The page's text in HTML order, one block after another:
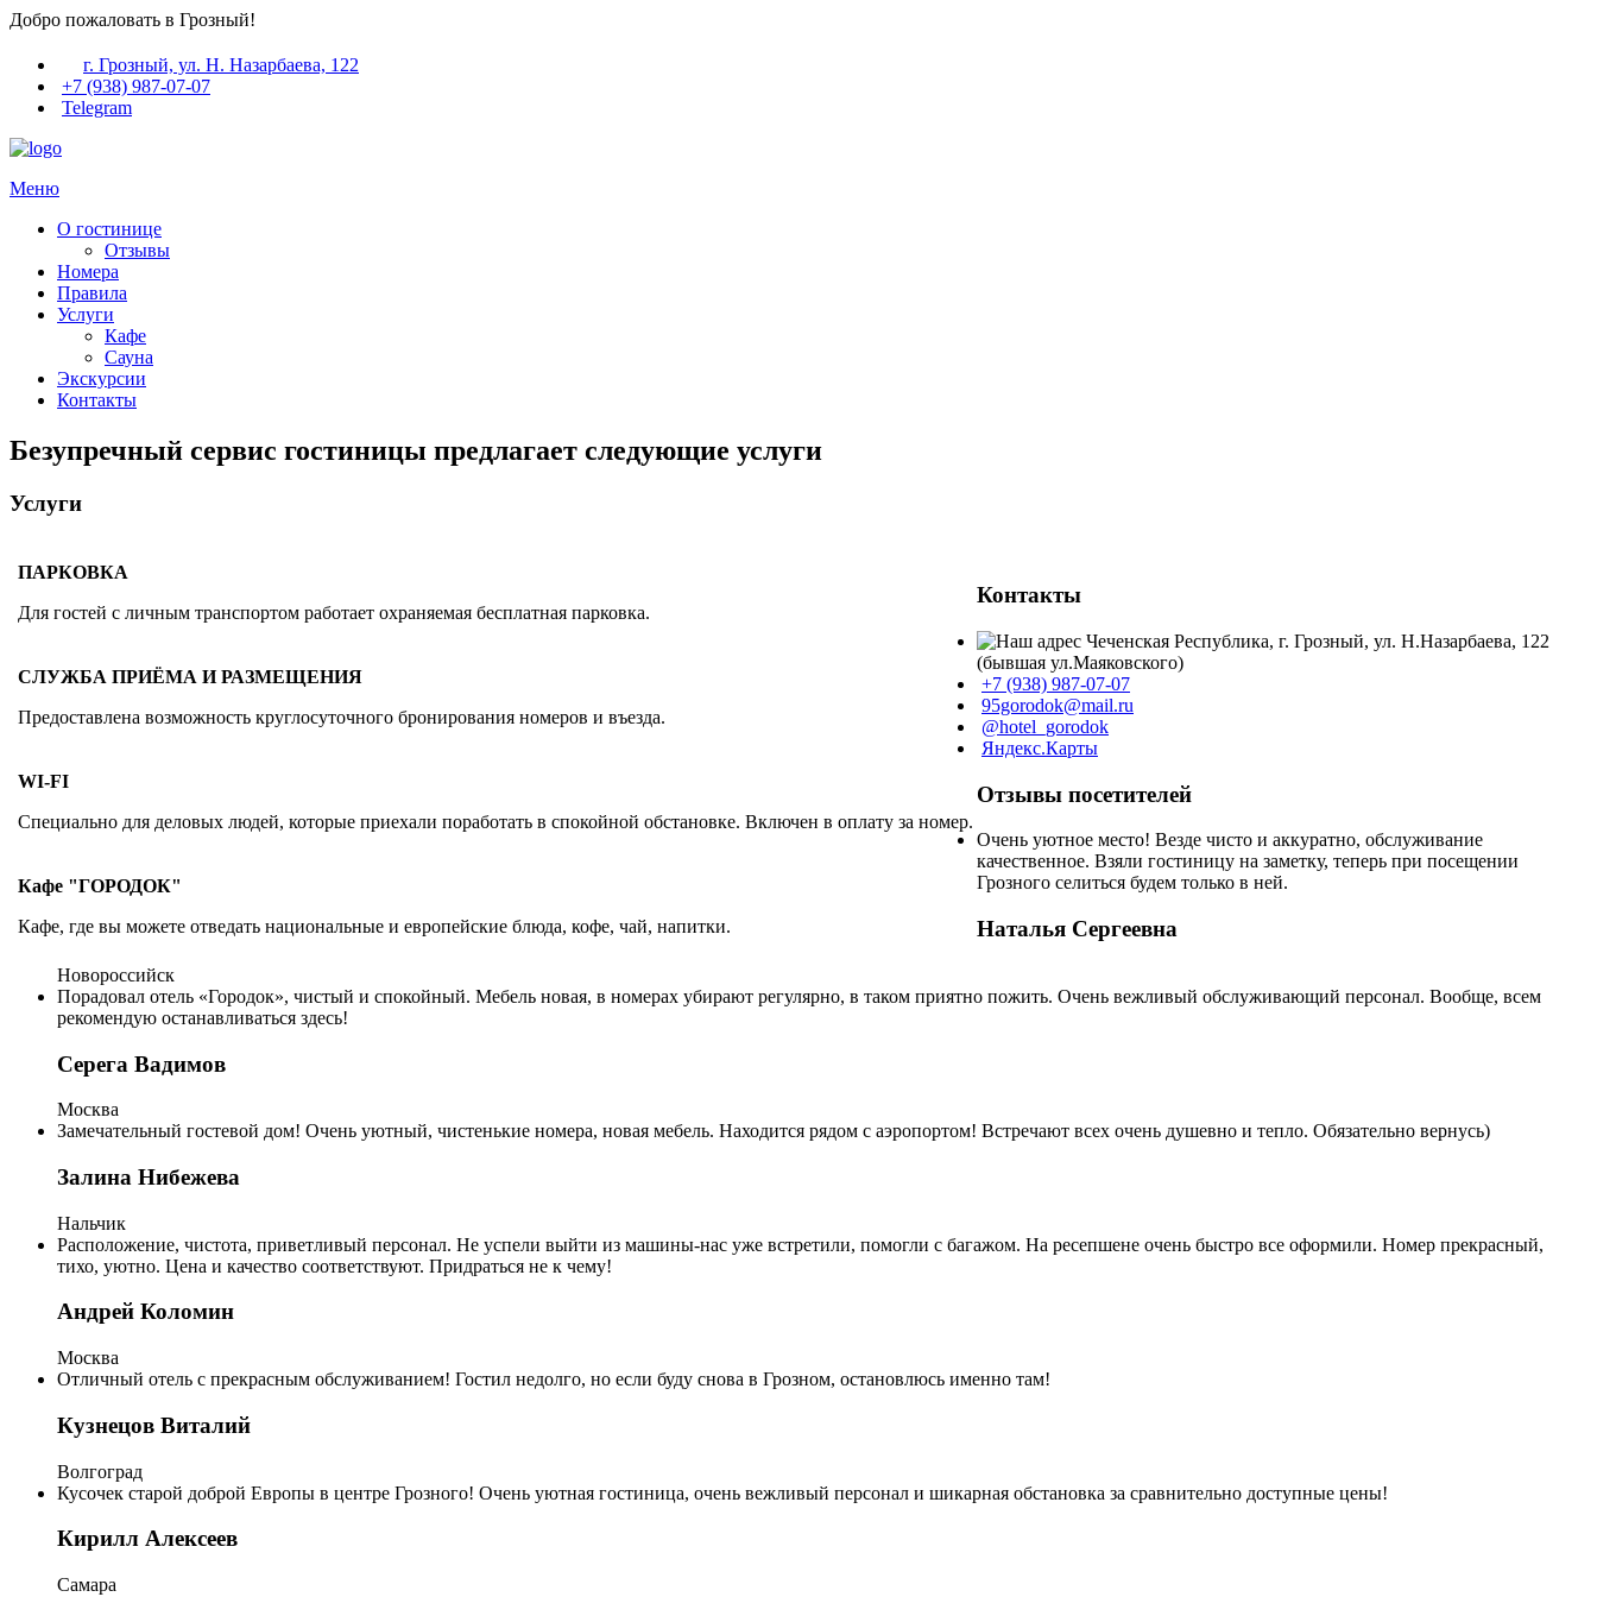
Добро пожаловать в Грозный!
г. Грозный, ул. Н. Назарбаева, 122
+7 (938) 987-07-07
Telegram
Меню
О гостинице
Отзывы
Номера
Правила
Услуги
Кафе
Сауна
Экскурсии
Контакты
Безупречный сервис гостиницы предлагает следующие услуги
Услуги
ПАРКОВКА
Для гостей с личным транспортом работает охраняемая бесплатная парковка.
СЛУЖБА ПРИЁМА И РАЗМЕЩЕНИЯ
Предоставлена возможность круглосуточного бронирования номеров и въезда.
WI-FI
Специально для деловых людей, которые приехали поработать в спокойной обстановке. Включен в оплату за номер.
Кафе "ГОРОДОК"
Кафе, где вы можете отведать национальные и европейские блюда, кофе, чай, напитки.
Контакты
Чеченская Республика, г. Грозный, ул. Н.Назарбаева, 122
(бывшая ул.Маяковского)
+7 (938) 987-07-07
95gorodok@mail.ru
@hotel_gorodok
Яндекс.Карты
Отзывы посетителей
Очень уютное место! Везде чисто и аккуратно, обслуживание
качественное. Взяли гостиницу на заметку, теперь при посещении
Грозного селиться будем только в ней.
Наталья Сергеевна
Новороссийск
Порадовал отель «Городок», чистый и спокойный. Мебель новая, в номерах убирают регулярно, в таком приятно пожить. Очень вежливый обслуживающий персонал. Вообще, всем
рекомендую останавливаться здесь!
Серега Вадимов
Москва
Замечательный гостевой дом! Очень уютный, чистенькие номера, новая мебель. Находится рядом с аэропортом! Встречают всех очень душевно и тепло. Обязательно вернусь)
Залина Нибежева
Нальчик
Расположение, чистота, приветливый персонал. Не успели выйти из машины-нас уже встретили, помогли с багажом. На ресепшене очень быстро все оформили. Номер прекрасный,
тихо, уютно. Цена и качество соответствуют. Придраться не к чему!
Андрей Коломин
Москва
Отличный отель с прекрасным обслуживанием! Гостил недолго, но если буду снова в Грозном, остановлюсь именно там!
Кузнецов Виталий
Волгоград
Кусочек старой доброй Европы в центре Грозного! Очень уютная гостиница, очень вежливый персонал и шикарная обстановка за сравнительно доступные цены!
Кирилл Алексеев
Самара